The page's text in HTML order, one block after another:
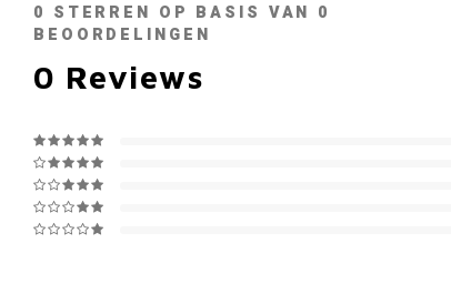
0 STERREN OP BASIS VAN 0
BEOORDELINGEN
0 Reviews